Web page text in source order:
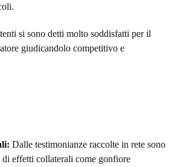
si sono detti molto soddisfatti per il
giudicandolo competitivo e
Dalle testimonianze raccolte in rete sono
di effetti collaterali come gonfiore